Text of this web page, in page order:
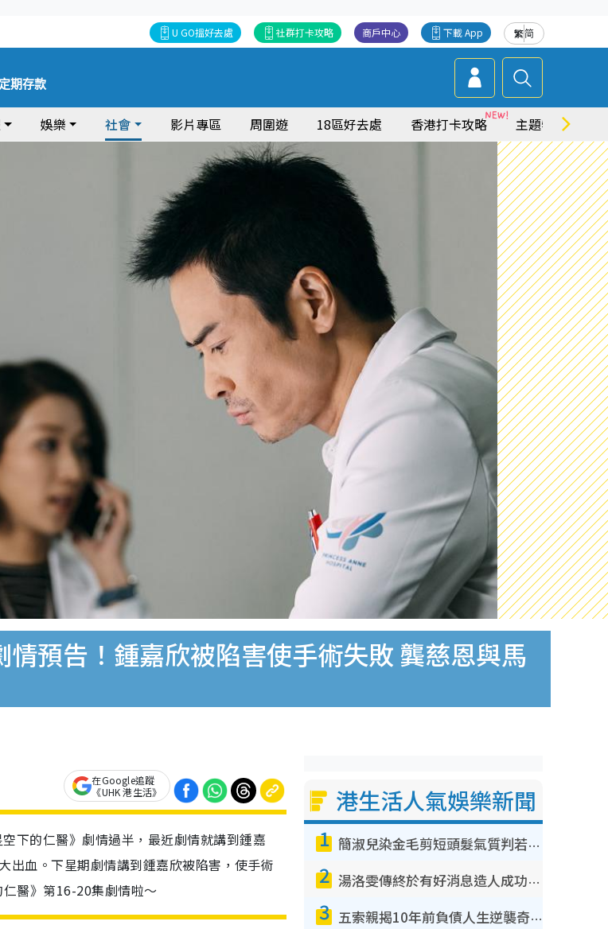
繁简
下載 App
商戶中心
社群打卡攻略
U GO搵好去處
定期存款
娛樂 社會 影片專區 周圍遊 18區好去處 香港打卡攻略 主題特集
情預告！鍾嘉欣被陷害使手術失敗 龔慈恩與馬
在Google追蹤
《UHK 港生活》
下的仁醫》劇情過半，最近劇情就講到鍾嘉
血。下星期劇情講到鍾嘉欣被陷害，使手術
醫》第16-20集劇情啦～
港生活人氣娛樂新聞
1 簡淑兒染金毛剪短頭髮氣質判若兩人！嚇壞老公麥大力都認唔出：「你做咩事？」
2 湯洛雯傳終於有好消息造人成功！兩大細節曝孕味極濃惹猜測：大肚婆先會咁！
3 五索親揭10年前負債人生逆襲奇蹟！全靠去一地方轉運後即遇上馬先生